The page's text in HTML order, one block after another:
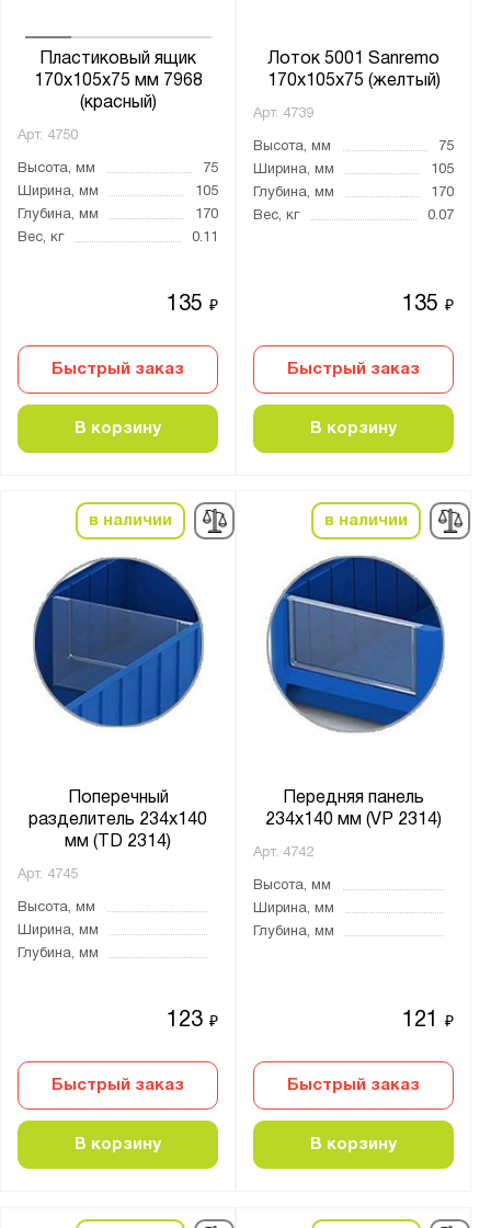
Пластиковый ящик
170х105х75 мм 7968
(красный)
Арт. 4750
Высота, мм
75
Ширина, мм
105
Глубина, мм
170
Вес, кг
0.11
135₽
Быстрый заказ
В корзину
Лоток 5001 Sanremo
170x105x75 (желтый)
Арт. 4739
Высота, мм
75
Ширина, мм
105
Глубина, мм
170
Вес, кг
0.07
135₽
Быстрый заказ
В корзину
в наличии
Поперечный
разделитель 234х140
мм (TD 2314)
Арт. 4745
Высота, мм
Ширина, мм
Глубина, мм
123₽
Быстрый заказ
В корзину
в наличии
Передняя панель
234х140 мм (VP 2314)
Арт. 4742
Высота, мм
Ширина, мм
Глубина, мм
121₽
Быстрый заказ
В корзину